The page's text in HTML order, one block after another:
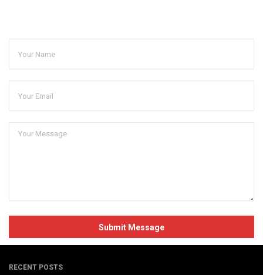
RECENT POSTS